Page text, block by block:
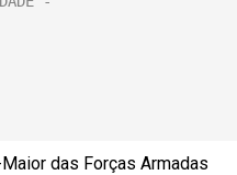
das Forças Armadas